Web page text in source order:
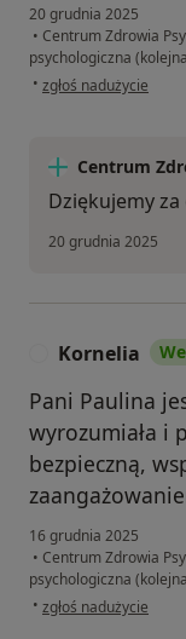
20 grudnia 2025
• Centrum Zdrowia
psychologiczna
• w opinii użytkownika
zgłoś nadużycie
Centrum
Dziękujemy za
20 grudnia 2025
Kornelia
Pani Paulina
wyrozumiała i
bezpieczną,
16 grudnia 2025
• Centrum Zdrowia
psychologiczna
• w opinii użytkownika
zgłoś nadużycie